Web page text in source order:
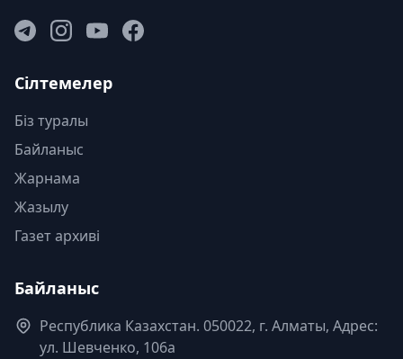
Сілтемелер
Біз туралы
Байланыс
Жарнама
Жазылу
Газет архиві
Байланыс
Республика Казахстан. 050022, г. Алматы, Адрес:
ул. Шевченко, 106а